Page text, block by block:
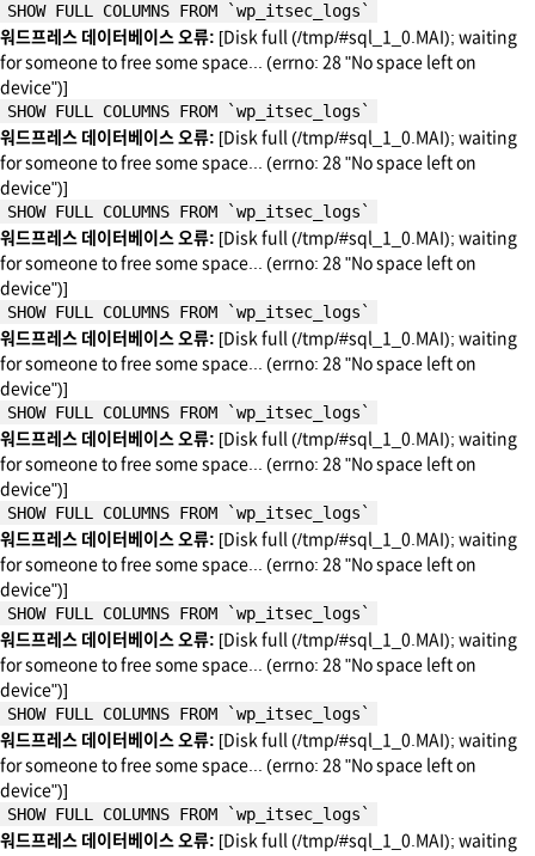
SHOW FULL COLUMNS FROM `wp_itsec_logs`
워드프레스 데이터베이스 오류: [Disk full (/tmp/#sql_1_0.MAI); waiting
for someone to free some space... (errno: 28 "No space left on
device")]
SHOW FULL COLUMNS FROM `wp_itsec_logs`
워드프레스 데이터베이스 오류: [Disk full (/tmp/#sql_1_0.MAI); waiting
for someone to free some space... (errno: 28 "No space left on
device")]
SHOW FULL COLUMNS FROM `wp_itsec_logs`
워드프레스 데이터베이스 오류: [Disk full (/tmp/#sql_1_0.MAI); waiting
for someone to free some space... (errno: 28 "No space left on
device")]
SHOW FULL COLUMNS FROM `wp_itsec_logs`
워드프레스 데이터베이스 오류: [Disk full (/tmp/#sql_1_0.MAI); waiting
for someone to free some space... (errno: 28 "No space left on
device")]
SHOW FULL COLUMNS FROM `wp_itsec_logs`
워드프레스 데이터베이스 오류: [Disk full (/tmp/#sql_1_0.MAI); waiting
for someone to free some space... (errno: 28 "No space left on
device")]
SHOW FULL COLUMNS FROM `wp_itsec_logs`
워드프레스 데이터베이스 오류: [Disk full (/tmp/#sql_1_0.MAI); waiting
for someone to free some space... (errno: 28 "No space left on
device")]
SHOW FULL COLUMNS FROM `wp_itsec_logs`
워드프레스 데이터베이스 오류: [Disk full (/tmp/#sql_1_0.MAI); waiting
for someone to free some space... (errno: 28 "No space left on
device")]
SHOW FULL COLUMNS FROM `wp_itsec_logs`
워드프레스 데이터베이스 오류: [Disk full (/tmp/#sql_1_0.MAI); waiting
for someone to free some space... (errno: 28 "No space left on
device")]
SHOW FULL COLUMNS FROM `wp_itsec_logs`
워드프레스 데이터베이스 오류: [Disk full (/tmp/#sql_1_0.MAI); waiting